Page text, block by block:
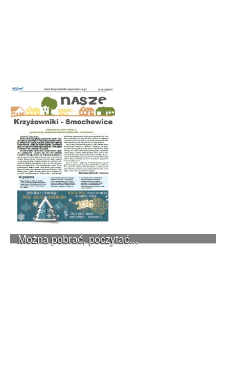
Można pobrać, poczytać...